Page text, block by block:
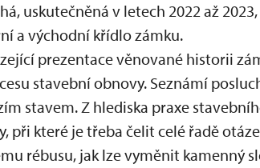
uskutečněná v letech 2022 až
a východní křídlo zámku.
prezentace věnované historii
stavební obnovy. Seznámí
stavem. Z hlediska praxe
při které je třeba čelit celé řadě
rébusu, jak lze vyměnit kamenný